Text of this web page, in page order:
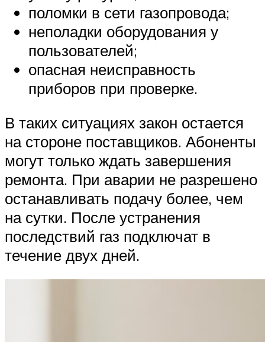
поломки в сети газопровода;
неполадки оборудования у
пользователей;
опасная неисправность
приборов при проверке.
В таких ситуациях закон остается
на стороне поставщиков. Абоненты
могут только ждать завершения
ремонта. При аварии не разрешено
останавливать подачу более, чем
на сутки. После устранения
последствий газ подключат в
течение двух дней.